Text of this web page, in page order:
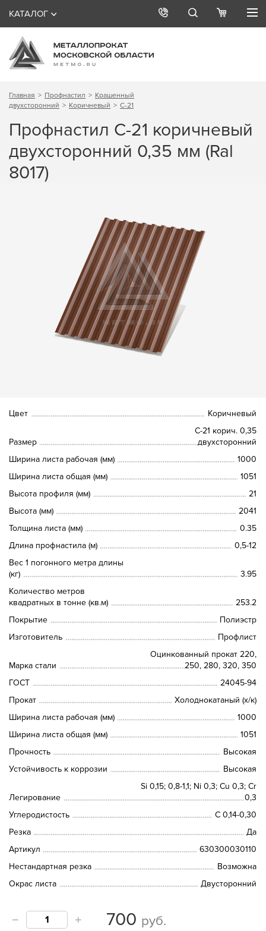
КАТАЛОГ
Главная Профнастил
Крашенный
двухсторонний
Коричневый С-21
Профнастил С-21 коричневый
двухсторонний 0,35 мм (Ral
8017)
Цвет Коричневый
Размер
С-21 корич. 0,35
двухсторонний
Ширина листа рабочая (мм)
1000
Ширина листа общая (мм)
1051
Высота профиля (мм)
21
Высота (мм)
2041
Толщина листа (мм)
0.35
Длина профнастила (м)
0,5-12
Вес 1 погонного метра длины
(кг)
3.95
Количество метров
квадратных в тонне (кв.м)
253.2
Покрытие
Полиэстр
Изготовитель
Профлист
Марка стали
Оцинкованный прокат 220,
250, 280, 320, 350
ГОСТ
24045-94
Прокат
Холоднокатаный (х/к)
Ширина листа рабочая (мм)
1000
Ширина листа общая (мм)
1051
Прочность
Высокая
Устойчивость к коррозии
Высокая
Легирование
Si 0,15; 0,8-1,1; Ni 0,3; Сu 0,3; Cr
0,3
Углеродистость
C 0,14-0,30
Резка
Да
Артикул
630300030110
Нестандартная резка
Возможна
Окрас листа
Двусторонний
700 руб.